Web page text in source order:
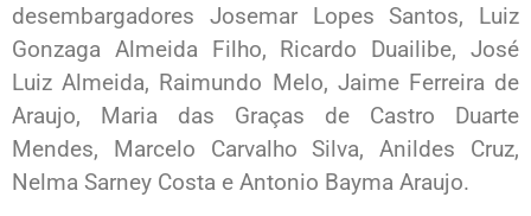
desembargadores Josemar Lopes Santos, Luiz
Gonzaga Almeida Filho, Ricardo Duailibe, José
Luiz Almeida, Raimundo Melo, Jaime Ferreira de
Araujo, Maria das Graças de Castro Duarte
Mendes, Marcelo Carvalho Silva, Anildes Cruz,
Nelma Sarney Costa e Antonio Bayma Araujo.